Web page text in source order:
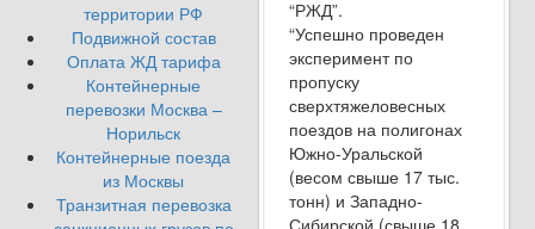
территории РФ
Подвижной состав
Оплата ЖД тарифа
Контейнерные
перевозки Москва –
Норильск
Контейнерные поезда
из Москвы
Транзитная перевозка
“РЖД”.
“Успешно проведен
эксперимент по
пропуску
сверхтяжеловесных
поездов на полигонах
Южно-Уральской
(весом свыше 17 тыс.
тонн) и Западно-
Сибирской (свыше 18